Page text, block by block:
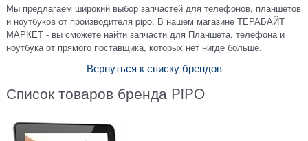
Мы предлагаем широкий выбор запчастей для телефонов, планшетов
и ноутбуков от производителя pipo. В нашем магазине ТЕРАБАЙТ
МАРКЕТ - вы сможете найти запчасти для Планшета, телефона и
ноутбука от прямого поставщика, которых нет нигде больше.
Вернуться к списку брендов
Список товаров бренда PiPO